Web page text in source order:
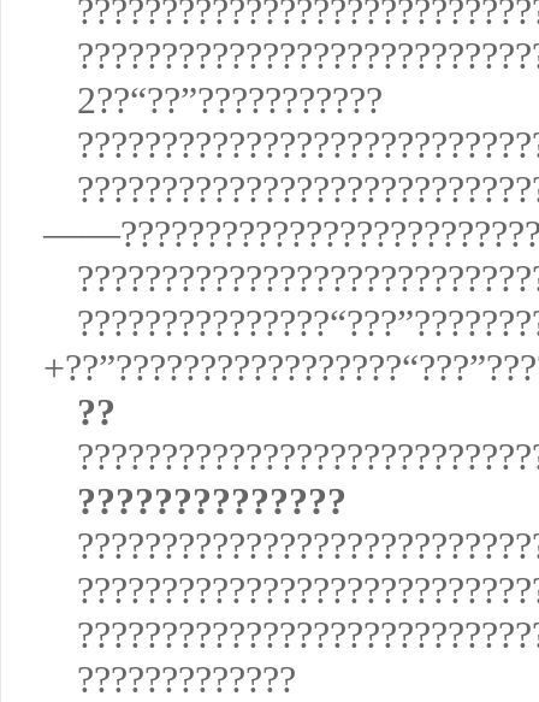
2??“??”???????????
??
??????????????
?????????????